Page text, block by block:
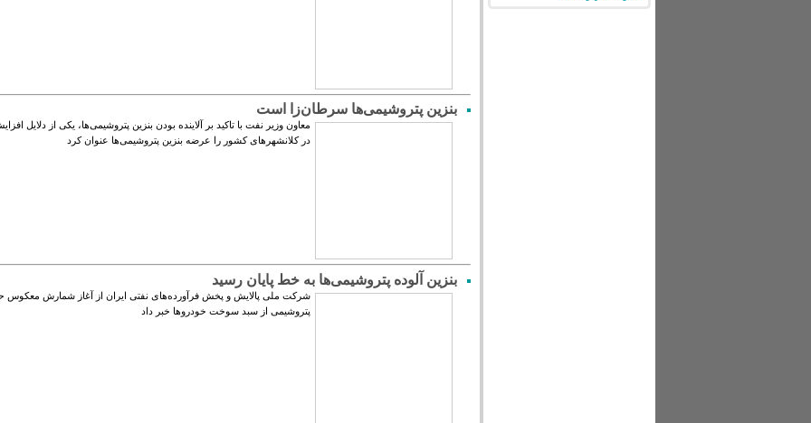
بنزین پتروشیمی‌ها سرطان‌زا است
معاون وزیر نفت با تاکید بر آلاینده بودن بنزین پتروشیمی‌ها، یکی از دلایل
در کلانشهرهای کشور را عرضه بنزین پتروشیمی‌ها عنوان کرد
بنزین آلوده پتروشیمی‌ها به خط پایان رسید
شرکت ملی پالایش و پخش فرآورده‌های نفتی ایران از آغاز شمارش معکوس
پتروشیمی از سبد سوخت خودروها خبر داد